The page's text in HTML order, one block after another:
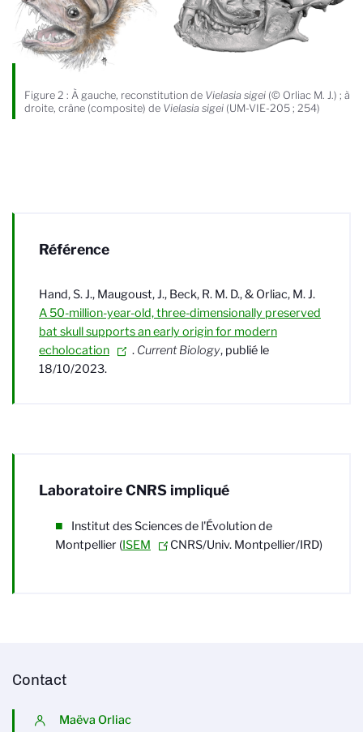
Figure 2 : À gauche, reconstitution de Vielasia sigei (© Orliac M. J.) ; à
droite, crâne (composite) de Vielasia sigei (UM-VIE-205 ; 254)
Référence
Hand, S. J., Maugoust, J., Beck, R. M. D., & Orliac, M. J.
A 50-million-year-old, three-dimensionally preserved
bat skull supports an early origin for modern
echolocation
. Current Biology, publié le
18/10/2023.
Laboratoire CNRS impliqué
Institut des Sciences de l'Évolution de
Montpellier (ISEM - CNRS/Univ. Montpellier/IRD)
Contact
Maëva Orliac